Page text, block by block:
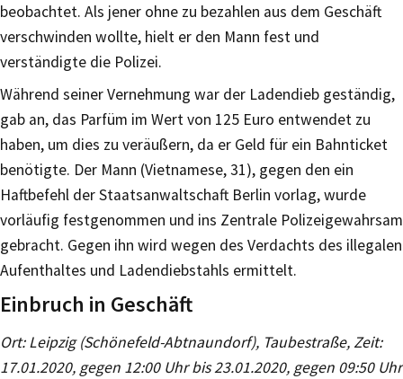
beobachtet. Als jener ohne zu bezahlen aus dem Geschäft
verschwinden wollte, hielt er den Mann fest und
verständigte die Polizei.
Während seiner Vernehmung war der Ladendieb geständig,
gab an, das Parfüm im Wert von 125 Euro entwendet zu
haben, um dies zu veräußern, da er Geld für ein Bahnticket
benötigte. Der Mann (Vietnamese, 31), gegen den ein
Haftbefehl der Staatsanwaltschaft Berlin vorlag, wurde
vorläufig festgenommen und ins Zentrale Polizeigewahrsam
gebracht. Gegen ihn wird wegen des Verdachts des illegalen
Aufenthaltes und Ladendiebstahls ermittelt.
Einbruch in Geschäft
Ort: Leipzig (Schönefeld-Abtnaundorf), Taubestraße, Zeit:
17.01.2020, gegen 12:00 Uhr bis 23.01.2020, gegen 09:50 Uhr